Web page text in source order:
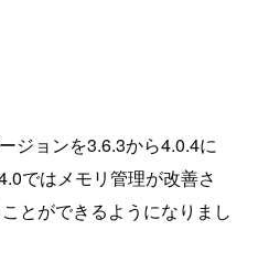
ジョンを3.6.3から4.0.4に
ではメモリ管理が改善さ
とができるようになりまし